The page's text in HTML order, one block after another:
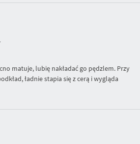
matuje, lubię nakładać go pędzlem. Przy
ładnie stapia się z cerą i wygląda